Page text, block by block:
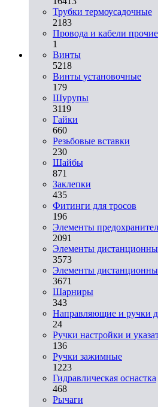
Трубки термоусадочные
2183
Провода и кабели прочие
1
Винты
5218
Винты установочные
179
Шурупы
3119
Гайки
660
Резьбовые вставки
230
Шайбы
871
Заклепки
435
Фитинги для тросов
196
Элементы
2091
Элементы
3573
Элементы
3671
Шарниры
343
Направляющие и ручки
24
Ручки настройки и
136
Ручки зажимные
1223
Гидравлическая оснастка
468
Рычаги